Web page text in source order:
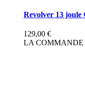
Revolver 13 joule
129,00 €
LA COMMANDE